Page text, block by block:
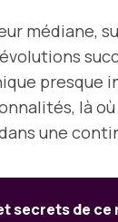
médiane,
presque
là
une
secrets de ce